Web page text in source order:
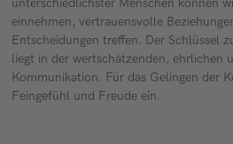
unterschiedlichster Menschen können
einnehmen, vertrauensvolle
Entscheidungen treffen. Der Schlüssel
liegt in der wertschätzenden, ehrlichen
Kommunikation. Für das Gelingen der
Feingefühl und Freude ein.